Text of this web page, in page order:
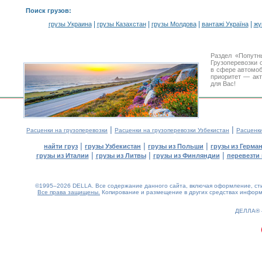
Поиск грузов:
грузы Украина| грузы Казахстан| грузы Молдова| вантажі Україна|
Раздел
в сфере
приоритет —
для Вас!
Расценки на грузоперевозки | Расценки на грузоперевозки Узбекистан |
найти груз | грузы Узбекистан | грузы из Польши | грузы из
грузы из Италии | грузы из Литвы| грузы из Финляндии | перевезти
©1995–2026 DELLA. Все содержание данного сайта, включая оформление,
Все права защищены. Копирование и размещение в других средствах